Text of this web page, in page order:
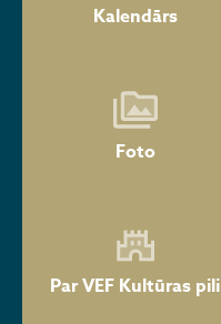
Kalendārs
Foto
Par VEF Kultūras pili